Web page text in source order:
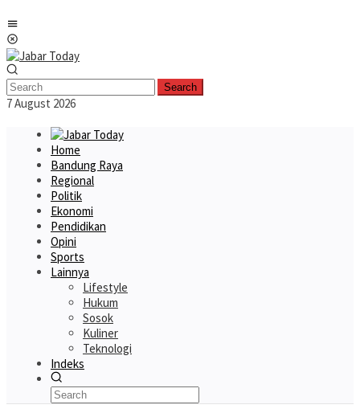
to
content
Search
7 August 2026
Home
Bandung Raya
Regional
Politik
Ekonomi
Pendidikan
Opini
Sports
Lainnya
Lifestyle
Hukum
Sosok
Kuliner
Teknologi
Indeks